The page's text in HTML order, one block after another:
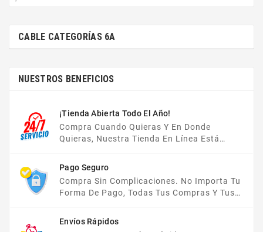
CABLE CATEGORÍAS 6A
NUESTROS BENEFICIOS
¡Tienda Abierta Todo El Año!
Compra Cuando Quieras Y En Donde
Quieras, Nuestra Tienda En Línea Está
Pago Seguro
Compra Sin Complicaciones. No Importa Tu
Forma De Pago, Todas Tus Compras Y Tus
Envíos Rápidos